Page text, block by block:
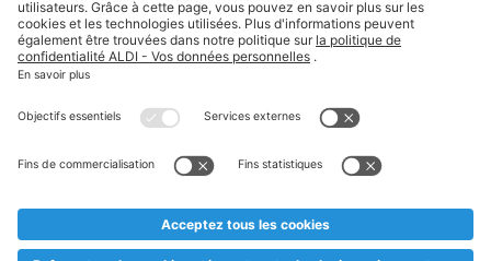
Textes marqués d'un astérisque et mentions légales
* Nous vendons ces articles temporairement et jusqu'à
au cas où, malgré le planning bien étudié, nous serions
prématurément en rupture de stock. Prix Recupel et TVA incl.
** Sur ce site, l’utilisation de la forme masculine a été adoptée